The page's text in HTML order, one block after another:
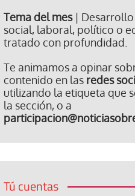
Tema del mes| Desarrollo
social, laboral, político o
tratado con profundidad.
Te animamos a opinar
contenido en las redes
utilizando la etiqueta que
la sección, o a
Tú cuentas